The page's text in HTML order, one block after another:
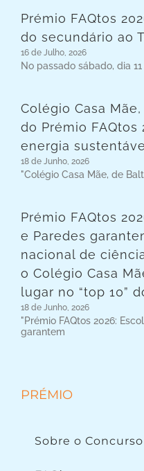
Prémio FAQtos
do secundário ao
16 de Julho, 2026
No passado sábado, dia
Colégio Casa
do Prémio
energia
18 de Junho, 2026
"Colégio Casa Mãe, de
Prémio FAQtos
e Paredes
nacional de
o Colégio Casa
lugar no “top 10”
18 de Junho, 2026
"Prémio FAQtos 2026:
garantem
PRÉMIO
Sobre o Concurso